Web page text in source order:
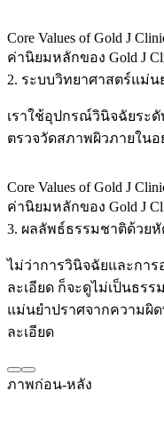
Core Values of Gold J
ค่านิยมหลักของ Gold J
2. ระบบวิทยาศาสตร์แม่น
เราใช้อุปกรณ์วินิจฉัยระ
ตรวจวัดสภาพผิวภายในอ
Core Values of Gold J
ค่านิยมหลักของ Gold J
3. ผลลัพธ์ธรรมชาติด้วย
ไม่ว่าการวินิจฉัยและการ
ละเอียด ก็จะดูไม่เป็นธร
แม่นยำปราศจากความผิ
ละเอียด
ภาพก่อน-หลัง